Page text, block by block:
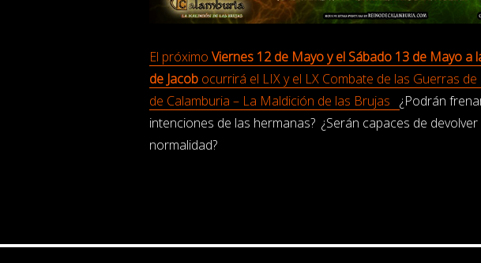
El próximoViernes 12 de Mayo y el Sábado 13 de Mayo a
de Jacob ocurrirá el LIX y el LX Combate de las Guerras
de Calamburia – La Maldición de las Brujas
¿Podrán
intenciones de las hermanas? ¿Serán capaces de
normalidad?